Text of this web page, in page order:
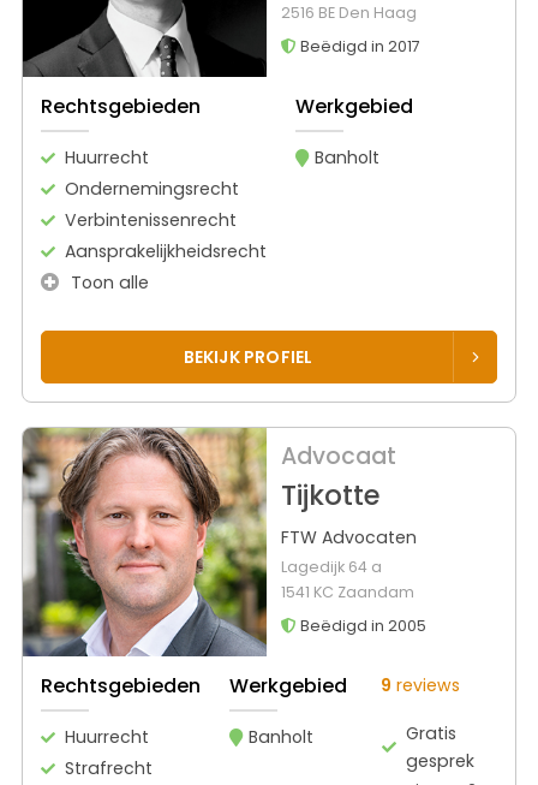
2516 BE Den Haag
Beëdigd in 2017
Rechtsgebieden
Huurrecht
Ondernemingsrecht
Verbintenissenrecht
Aansprakelijkheidsrecht
Toon alle
Werkgebied
Banholt
BEKIJK PROFIEL
Advocaat
Tijkotte
FTW Advocaten
Lagedijk 64 a
1541 KC Zaandam
Beëdigd in 2005
Rechtsgebieden
Huurrecht
Strafrecht
Werkgebied
Banholt
9 reviews
Gratis
gesprek